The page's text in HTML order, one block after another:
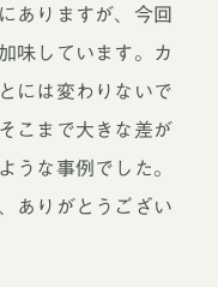
ありますが、今回
味しています。カ
には変わりないで
こまで大きな差が
うな事例でした。
ありがとうござい